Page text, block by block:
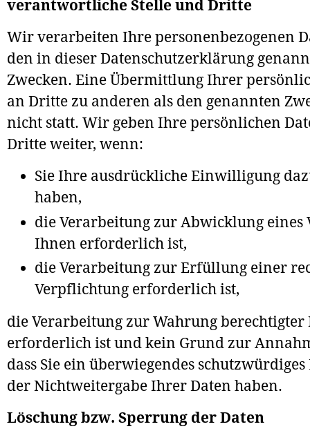
verantwortliche Stelle und Dritte
Wir verarbeiten Ihre personenbezogenen
den in dieser Datenschutzerklärung
Zwecken. Eine Übermittlung Ihrer
an Dritte zu anderen als den genannten
nicht statt. Wir geben Ihre persönlichen
Dritte weiter, wenn:
Sie Ihre ausdrückliche Einwilligung
haben,
die Verarbeitung zur Abwicklung eines
Ihnen erforderlich ist,
die Verarbeitung zur Erfüllung einer
Verpflichtung erforderlich ist,
die Verarbeitung zur Wahrung berechtigter
erforderlich ist und kein Grund zur
dass Sie ein überwiegendes schutzwürdiges
der Nichtweitergabe Ihrer Daten haben.
Löschung bzw. Sperrung der Daten